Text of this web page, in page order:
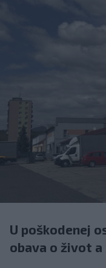
U poškodenej
obava o život a